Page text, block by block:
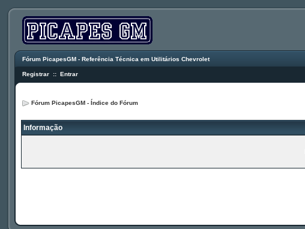
Fórum PicapesGM - Referência Técnica em Utilitários Chevrolet
Registrar :: Entrar
Fórum PicapesGM - Índice do Fórum
Informação